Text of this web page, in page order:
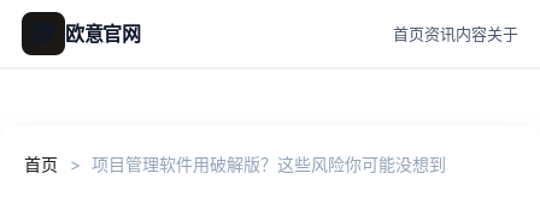
欧意官网 首页资讯内容关于
首页 > 项目管理软件用破解版？这些风险你可能没想到